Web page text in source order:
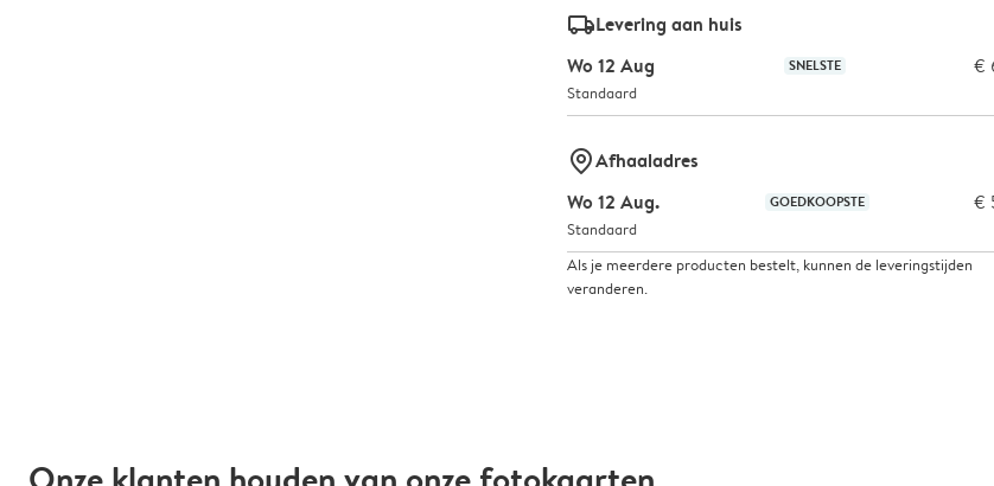
delivery_standard_v2Levering aan huis
Wo 12 Aug
SNELSTE €
Standaard
marker-pinAfhaaladres
Wo 12 Aug.
GOEDKOOPSTE €
Standaard
Als je meerdere producten bestelt, kunnen de leveringstijden
veranderen.